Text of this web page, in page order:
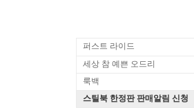
퍼스트 라이드
세상 참 예쁜 오드리
룩백
스틸북 한정판 판매알림 신청